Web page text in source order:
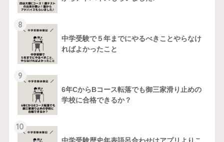
8
中学受験で５年までにやるべきことやらなけ
ればよかったこと
9
6年CからBコース転落でも御三家滑り止めの
学校に合格できるか？
10